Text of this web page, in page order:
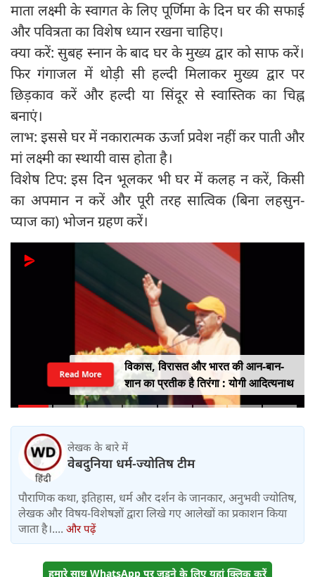
माता लक्ष्मी के स्वागत के लिए पूर्णिमा के दिन घर की सफाई
और पवित्रता का विशेष ध्यान रखना चाहिए।
क्या करें: सुबह स्नान के बाद घर के मुख्य द्वार को साफ करें।
फिर गंगाजल में थोड़ी सी हल्दी मिलाकर मुख्य द्वार पर
छिड़काव करें और हल्दी या सिंदूर से स्वास्तिक का चिह्न
बनाएं।
लाभ: इससे घर में नकारात्मक ऊर्जा प्रवेश नहीं कर पाती और
मां लक्ष्मी का स्थायी वास होता है।
विशेष टिप: इस दिन भूलकर भी घर में कलह न करें, किसी
का अपमान न करें और पूरी तरह सात्विक (बिना लहसुन-
प्याज का) भोजन ग्रहण करें।
ममता बनर्जी के काफिले पर हमला, भीड़ ने
कार पर किया पथराव, भाजपा और पुलिस पर
लगा यह आरोप
Read More
लेखक के बारे में
वेबदुनिया धर्म-ज्योतिष टीम
पौराणिक कथा, इतिहास, धर्म और दर्शन के जानकार, अनुभवी ज्योतिष,
लेखक और विषय-विशेषज्ञों द्वारा लिखे गए आलेखों का प्रकाशन किया
जाता है।.... और पढ़ें
हमारे साथ WhatsApp पर जुड़ने के लिए यहां क्लिक करें